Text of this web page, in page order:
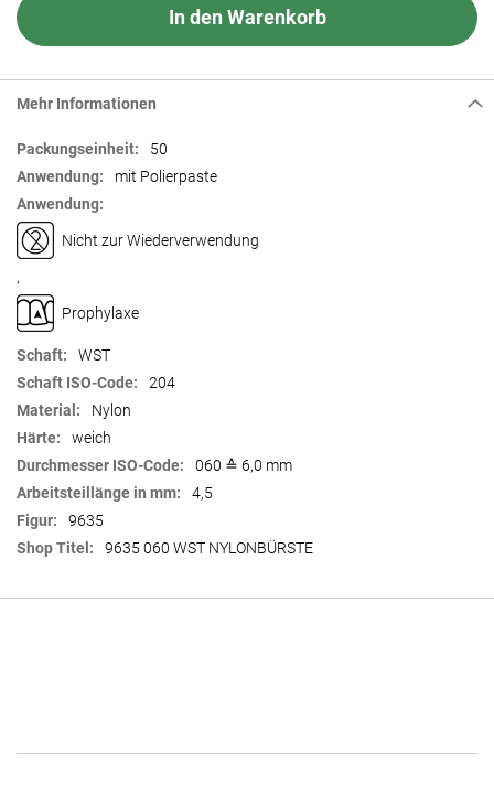
In den Warenkorb
Mehr Informationen
Mehr
Informationen
50
mit Polierpaste
Nicht zur Wiederverwendung
,
Prophylaxe
WST
204
Nylon
weich
060 ≙ 6,0 mm
4,5
9635
9635 060 WST NYLONBÜRSTE